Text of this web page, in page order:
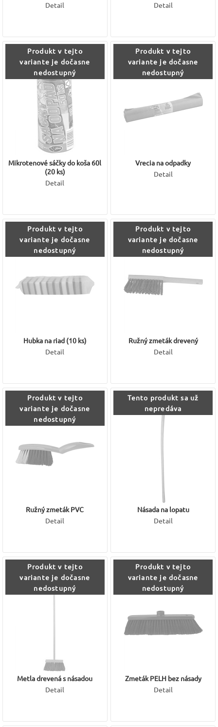
Detail
Detail
Produkt v tejto
variante je dočasne
nedostupný
Mikrotenové sáčky do koša 60l
(20 ks)
Detail
Produkt v tejto
variante je dočasne
nedostupný
Vrecia na odpadky
Detail
Produkt v tejto
variante je dočasne
nedostupný
Hubka na riad (10 ks)
Detail
Produkt v tejto
variante je dočasne
nedostupný
Ružný zmeták drevený
Detail
Produkt v tejto
variante je dočasne
nedostupný
Ružný zmeták PVC
Detail
Tento produkt sa už
nepredáva
Násada na lopatu
Detail
Produkt v tejto
variante je dočasne
nedostupný
Metla drevená s násadou
Detail
Produkt v tejto
variante je dočasne
nedostupný
Zmeták PELH bez násady
Detail